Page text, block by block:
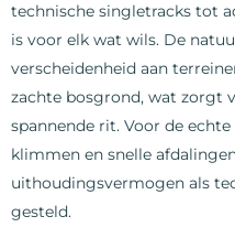
technische singletracks tot
is voor elk wat wils. De
verscheidenheid aan
zachte bosgrond, wat zorgt
spannende rit. Voor de
klimmen en snelle
uithoudingsvermogen als
gesteld.